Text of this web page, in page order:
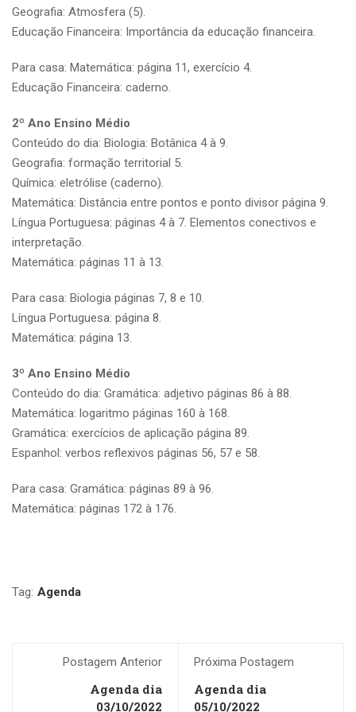
Geografia: Atmosfera (5).
Educação Financeira: Importância da educação financeira.
Para casa: Matemática: página 11, exercício 4.
Educação Financeira: caderno.
2º Ano Ensino Médio
Conteúdo do dia: Biologia: Botânica 4 à 9.
Geografia: formação territorial 5.
Química: eletrólise (caderno).
Matemática: Distância entre pontos e ponto divisor página 9.
Língua Portuguesa: páginas 4 à 7. Elementos conectivos e
interpretação.
Matemática: páginas 11 à 13.
Para casa: Biologia páginas 7, 8 e 10.
Língua Portuguesa: página 8.
Matemática: página 13.
3º Ano Ensino Médio
Conteúdo do dia: Gramática: adjetivo páginas 86 à 88.
Matemática: logaritmo páginas 160 à 168.
Gramática: exercícios de aplicação página 89.
Espanhol: verbos reflexivos páginas 56, 57 e 58.
Para casa: Gramática: páginas 89 à 96.
Matemática: páginas 172 à 176.
Tag: Agenda
Postagem Anterior
Agenda dia
03/10/2022
Próxima Postagem
Agenda dia
05/10/2022